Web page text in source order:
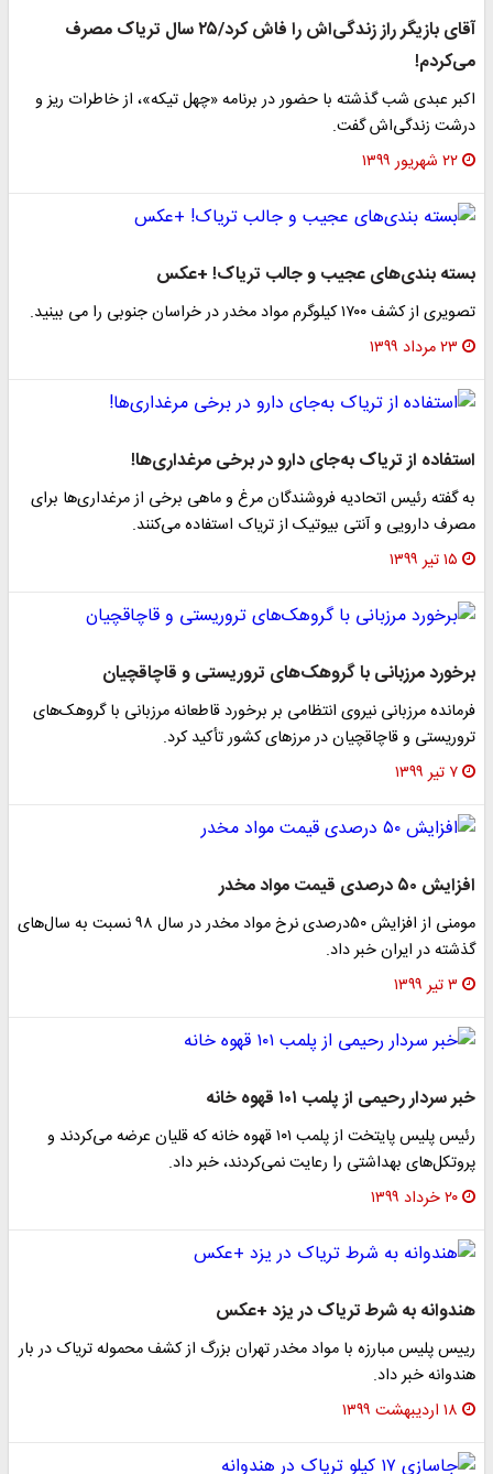
آقای بازیگر راز زندگی‌اش را فاش کرد/۲۵ سال تریاک مصرف
می‌کردم!
اکبر عبدی شب گذشته با حضور در برنامه «چهل تیکه»، از خاطرات ریز و
درشت زندگی‌اش گفت.
۲۲ شهریور ۱۳۹۹
بسته بندی‌های عجیب و جالب تریاک! +عکس
تصویری از کشف ۱۷۰۰ کیلوگرم مواد مخدر در خراسان جنوبی را می بینید.
۲۳ مرداد ۱۳۹۹
استفاده از تریاک به‌جای دارو در برخی مرغداری‌ها!
به گفته رئیس اتحادیه فروشندگان مرغ و ماهی برخی از مرغداری‌ها برای
مصرف دارویی و آنتی بیوتیک از تریاک استفاده می‌کنند.
۱۵ تیر ۱۳۹۹
برخورد مرزبانی با گروهک‌های تروریستی و قاچاقچیان
فرمانده مرزبانی نیروی انتظامی بر برخورد قاطعانه مرزبانی با گروهک‌های
تروریستی و قاچاقچیان در مرز‌های کشور تأکید کرد.
۷ تیر ۱۳۹۹
افزایش ۵۰ درصدی قیمت مواد مخدر
مومنی از افزایش ۵۰درصدی نرخ مواد مخدر در سال ۹۸ نسبت به سال‌های
گذشته در ایران خبر داد.
۳ تیر ۱۳۹۹
خبر سردار رحیمی از پلمب ۱۰۱ قهوه خانه
رئیس پلیس پایتخت از پلمب ۱۰۱ قهوه خانه که قلیان عرضه می‌کردند و
پروتکل‌های بهداشتی را رعایت نمی‌کردند، خبر داد.
۲۰ خرداد ۱۳۹۹
هندوانه به شرط تریاک در یزد +عکس
رییس پلیس مبارزه با مواد مخدر تهران بزرگ از کشف محموله تریاک در بار
هندوانه خبر داد.
۱۸ اردیبهشت ۱۳۹۹